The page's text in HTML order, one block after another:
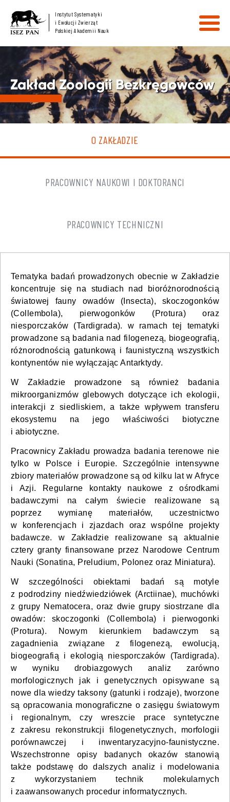
Instytut Systematyki
i Ewolucji Zwierząt
Polskiej Akademii Nauk
Zakład Zoologii Bezkręgowców
O ZAKŁADZIE
PRACOWNICY NAUKOWI I DOKTORANCI
PRACOWNICY TECHNICZNI
Tematyka badań prowadzonych obecnie w Zakładzie
koncentruje się na studiach nad bioróżnorodnością
światowej fauny owadów (Insecta), skoczogonków
(Collembola), pierwogonków (Protura) oraz
niesporczaków (Tardigrada). w ramach tej tematyki
prowadzone są badania nad filogenezą, biogeografią,
różnorodnością gatunkową i faunistyczną wszystkich
kontynentów nie wyłączając Antarktydy.
W Zakładzie prowadzone są również badania
mikroorganizmów glebowych dotyczące ich ekologii,
interakcji z siedliskiem, a także wpływem transferu
ekosystemu na jego właściwości biotyczne
i abiotyczne.
Pracownicy Zakładu prowadza badania terenowe nie
tylko w Polsce i Europie. Szczególnie intensywne
zbiory materiałów prowadzone są od kilku lat w Afryce
i Azji. Regularne kontakty naukowe z ośrodkami
badawczymi na całym świecie realizowane są
poprzez wymianę materiałów, uczestnictwo
w konferencjach i zjazdach oraz wspólne projekty
badawcze. w Zakładzie realizowane są aktualnie
cztery granty finansowane przez Narodowe Centrum
Nauki (Sonatina, Preludium, Polonez oraz Miniatura).
W szczególności obiektami badań są motyle
z podrodziny niedźwiedziówek (Arctiinae), muchówki
z grupy Nematocera, oraz dwie grupy siostrzane dla
owadów: skoczogonki (Collembola) i pierwogonki
(Protura). Nowym kierunkiem badawczym są
zagadnienia związane z filogenezą, ewolucją,
biogeografią i ekologią niesporczaków (Tardigrada).
w wyniku drobiazgowych analiz zarówno
morfologicznych jak i genetycznych opisywane są
nowe dla wiedzy taksony (gatunki i rodzaje), tworzone
są opracowania monograficzne o zasięgu światowym
i regionalnym, czy wreszcie prace syntetyczne
z zakresu rekonstrukcji filogenetycznych, morfologii
porównawczej i inwentaryzacyjno-faunistyczne.
Wszechstronne opisy badanych okazów stanowią
także podstawę do dalszych analiz i modelowania
z wykorzystaniem technik molekularnych
i zaawansowanych procedur informatycznych.